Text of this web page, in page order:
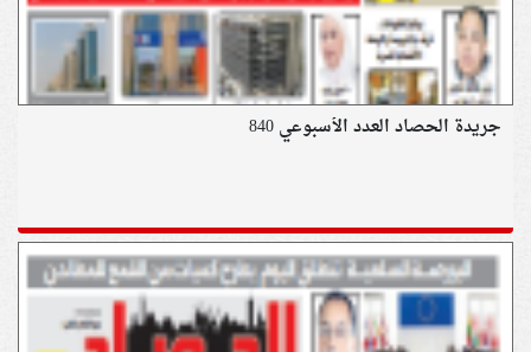
جريدة الحصاد العدد الأسبوعي 840